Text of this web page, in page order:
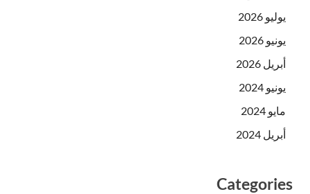
يوليو 2026
يونيو 2026
أبريل 2026
يونيو 2024
مايو 2024
أبريل 2024
Categories